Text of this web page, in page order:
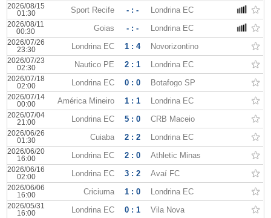
2026/08/15
01:30
Sport Recife - : - Londrina EC
2026/08/11
00:30
Goias - : - Londrina EC
2026/07/26
23:30
Londrina EC 1 : 4 Novorizontino
2026/07/23
02:30
Nautico PE 2 : 1 Londrina EC
2026/07/18
02:00
Londrina EC 0 : 0 Botafogo SP
2026/07/14
00:00
América Mineiro 1 : 1 Londrina EC
2026/07/04
21:00
Londrina EC 5 : 0 CRB Maceio
2026/06/26
01:30
Cuiaba 2 : 2 Londrina EC
2026/06/20
16:00
Londrina EC 2 : 0 Athletic Minas
2026/06/16
02:00
Londrina EC 3 : 2 Avaí FC
2026/06/06
16:00
Criciuma 1 : 0 Londrina EC
2026/05/31
16:00
Londrina EC 0 : 1 Vila Nova